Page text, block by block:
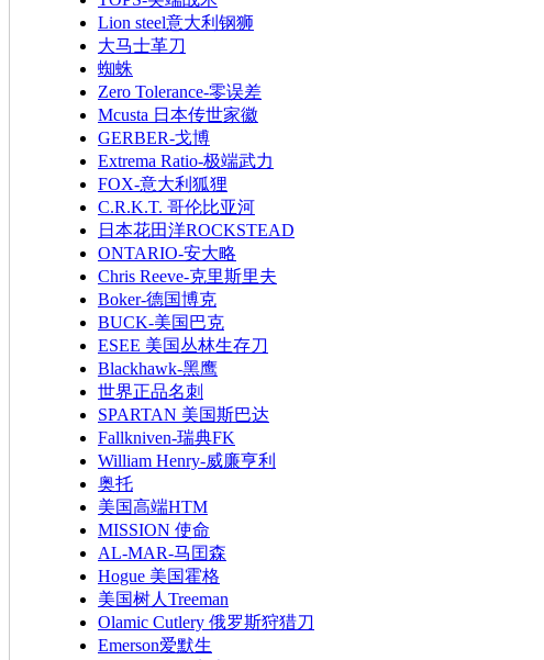
Lion steel意大利钢狮
大马士革刀
蜘蛛
Zero Tolerance-零误差
Mcusta 日本传世家徽
GERBER-戈博
Extrema Ratio-极端武力
FOX-意大利狐狸
C.R.K.T. 哥伦比亚河
日本花田洋ROCKSTEAD
ONTARIO-安大略
Chris Reeve-克里斯里夫
Boker-德国博克
BUCK-美国巴克
ESEE 美国丛林生存刀
Blackhawk-黑鹰
世界正品名刺
SPARTAN 美国斯巴达
Fallkniven-瑞典FK
William Henry-威廉亨利
奥托
美国高端HTM
MISSION 使命
AL-MAR-马囯森
Hogue 美国霍格
美国树人Treeman
Olamic Cutlery 俄罗斯狩猎刀
Emerson爱默生